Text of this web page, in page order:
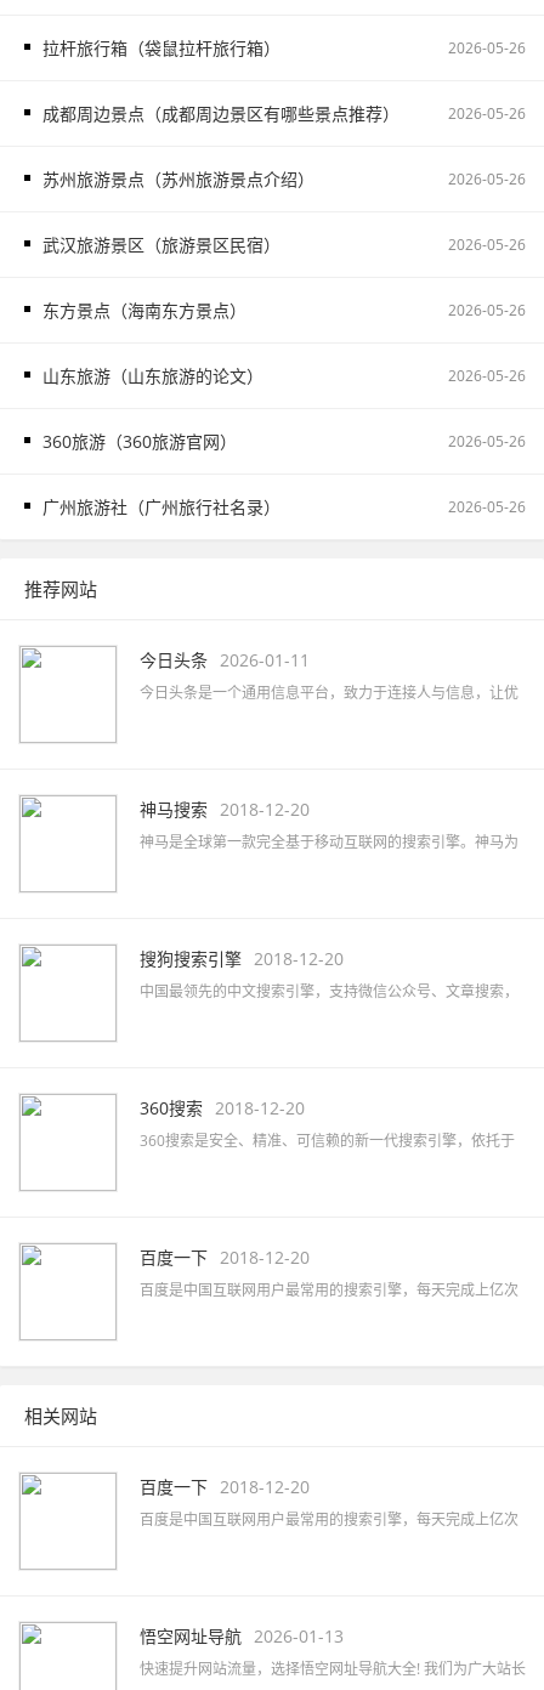
拉杆旅行箱（袋鼠拉杆旅行箱） 2026-05-26
成都周边景点（成都周边景区有哪些景点推荐） 2026-05-26
苏州旅游景点（苏州旅游景点介绍） 2026-05-26
武汉旅游景区（旅游景区民宿） 2026-05-26
东方景点（海南东方景点） 2026-05-26
山东旅游（山东旅游的论文） 2026-05-26
360旅游（360旅游官网） 2026-05-26
广州旅游社（广州旅行社名录） 2026-05-26
推荐网站
今日头条 2026-01-11
今日头条是一个通用信息平台，致力于连接人与信息，让优
神马搜索 2018-12-20
神马是全球第一款完全基于移动互联网的搜索引擎。神马为
搜狗搜索引擎 2018-12-20
中国最领先的中文搜索引擎，支持微信公众号、文章搜索，
360搜索 2018-12-20
360搜索是安全、精准、可信赖的新一代搜索引擎，依托于
百度一下 2018-12-20
百度是中国互联网用户最常用的搜索引擎，每天完成上亿次
相关网站
百度一下 2018-12-20
百度是中国互联网用户最常用的搜索引擎，每天完成上亿次
悟空网址导航 2026-01-13
快速提升网站流量，选择悟空网址导航大全! 我们为广大站长